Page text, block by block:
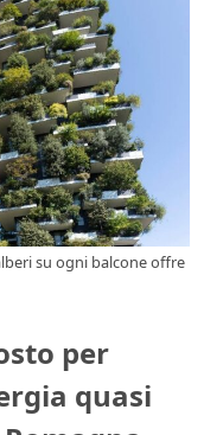
su ogni balcone offre
per
quasi